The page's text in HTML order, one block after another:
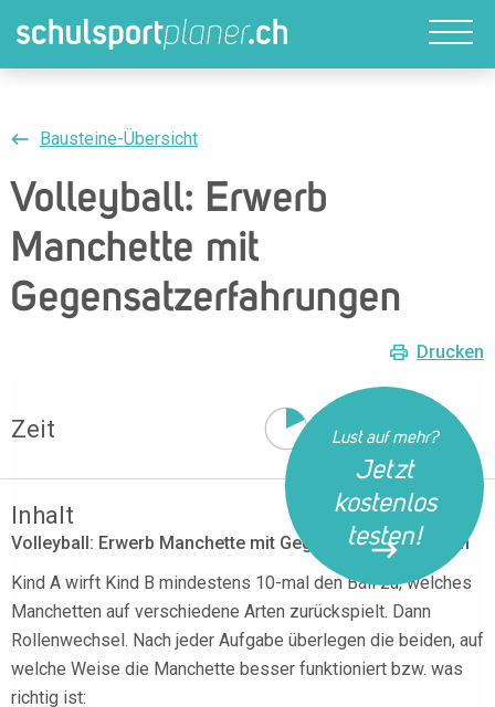
Lust auf mehr?
Jetzt
kostenlos
testen!
Bausteine-Übersicht
Volleyball: Erwerb
Manchette mit
Gegensatzerfahrungen
Drucken
Zeit 10 Min
Inhalt
Volleyball: Erwerb Manchette mit Gegensatzerfahrungen
Kind A wirft Kind B mindestens 10-mal den Ball zu, welches
Manchetten auf verschiedene Arten zurückspielt. Dann
Rollenwechsel. Nach jeder Aufgabe überlegen die beiden, auf
welche Weise die Manchette besser funktioniert bzw. was
richtig ist: